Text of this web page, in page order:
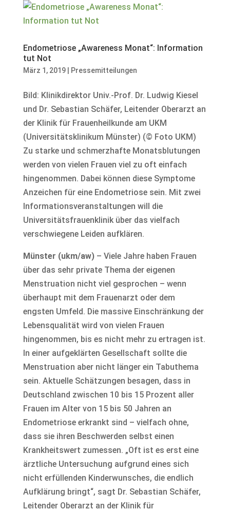
Endometriose „Awareness Monat“: Information
tut Not
März 1, 2019| Pressemitteilungen
Bild: Klinikdirektor Univ.-Prof. Dr. Ludwig Kiesel
und Dr. Sebastian Schäfer, Leitender Oberarzt an
der Klinik für Frauenheilkunde am UKM
(Universitätsklinikum Münster) (© Foto UKM)
Zu starke und schmerzhafte Monatsblutungen
werden von vielen Frauen viel zu oft einfach
hingenommen. Dabei können diese Symptome
Anzeichen für eine Endometriose sein. Mit zwei
Informationsveranstaltungen will die
Universitätsfrauenklinik über das vielfach
verschwiegene Leiden aufklären.
Münster (ukm/aw)– Viele Jahre haben Frauen
über das sehr private Thema der eigenen
Menstruation nicht viel gesprochen – wenn
überhaupt mit dem Frauenarzt oder dem
engsten Umfeld. Die massive Einschränkung der
Lebensqualität wird von vielen Frauen
hingenommen, bis es nicht mehr zu ertragen ist.
In einer aufgeklärten Gesellschaft sollte die
Menstruation aber nicht länger ein Tabuthema
sein. Aktuelle Schätzungen besagen, dass in
Deutschland zwischen 10 bis 15 Prozent aller
Frauen im Alter von 15 bis 50 Jahren an
Endometriose erkrankt sind – vielfach ohne,
dass sie ihren Beschwerden selbst einen
Krankheitswert zumessen. „Oft ist es erst eine
ärztliche Untersuchung aufgrund eines sich
nicht erfüllenden Kinderwunsches, die endlich
Aufklärung bringt“, sagt Dr. Sebastian Schäfer,
Leitender Oberarzt an der Klinik für